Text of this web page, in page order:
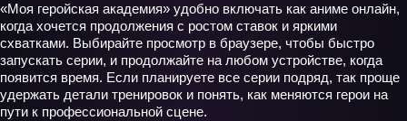
«Моя геройская академия» удобно включать как аниме онлайн,
когда хочется продолжения с ростом ставок и яркими
схватками. Выбирайте просмотр в браузере, чтобы быстро
запускать серии, и продолжайте на любом устройстве, когда
появится время. Если планируете все серии подряд, так проще
удержать детали тренировок и понять, как меняются герои на
пути к профессиональной сцене.